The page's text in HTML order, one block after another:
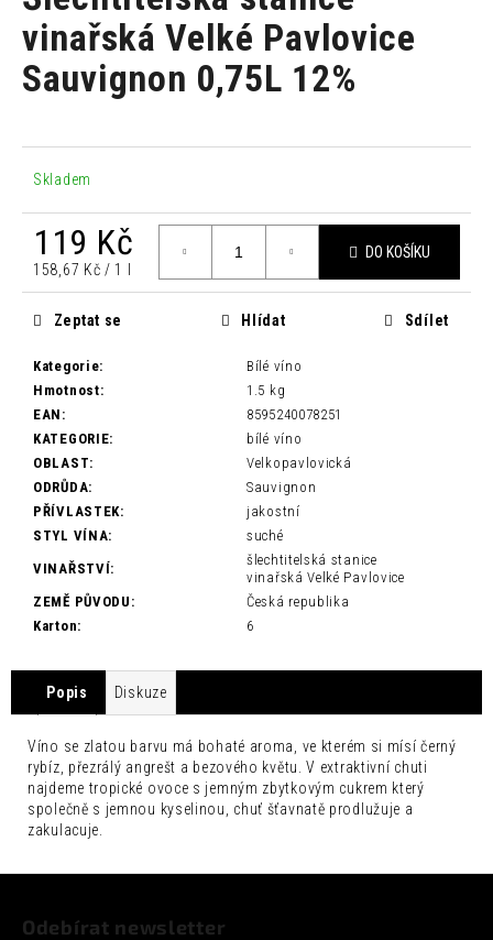
0,0
z
5
hvězdiček.
vinařská Velké Pavlovice
Sauvignon 0,75L 12%
Skladem
119 Kč
Měrná
cena:
158,67 Kč / 1 l
DO KOŠÍKU
Kategorie:
Bílé víno
Hmotnost:
1.5 kg
EAN :
8595240078251
KATEGORIE:
bílé víno
OBLAST:
Velkopavlovická
ODRŮDA:
Sauvignon
PŘÍVLASTEK:
jakostní
STYL VÍNA:
suché
VINAŘSTVÍ:
šlechtitelská stanice
vinařská Velké Pavlovice
ZEMĚ PŮVODU :
Česká republika
Karton: 6
Zeptat se Hlídat Sdílet
Popis Diskuze
Víno se zlatou barvu má bohaté aroma, ve kterém si mísí černý
rybíz, přezrálý angrešt a bezového květu. V extraktivní chuti
najdeme tropické ovoce s jemným zbytkovým cukrem který
společně s jemnou kyselinou, chuť šťavnatě prodlužuje a
zakulacuje.
a
j
í
?
HLEDAT
o
p
o
u
u
e
m
e
COLA
0,275L
52
Kč
Odebírat newsletter